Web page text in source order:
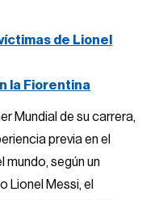
de Lionel
la Fiorentina
Mundial de su carrera,
previa en el
según un
Lionel Messi, el